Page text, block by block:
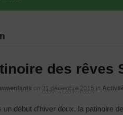
des rêves
on 31 décembre 2015 in
un début d’hiver doux, la patinoire